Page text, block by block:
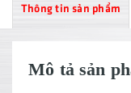
Thông tin sản phẩm
Mô tả sản